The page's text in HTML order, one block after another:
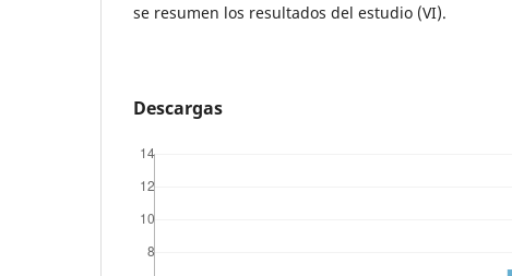
se resumen los resultados del estudio (VI).
Descargas